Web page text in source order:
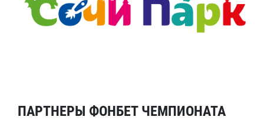
ПАРТНЕРЫ ФОНБЕТ ЧЕМПИОНАТА